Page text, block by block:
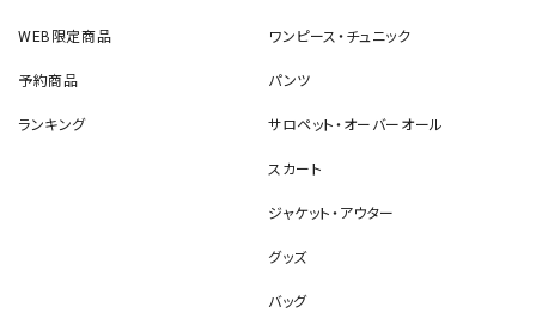
WEB限定商品
予約商品
ランキング
ワンピース・チュニック
パンツ
サロペット・オーバーオール
スカート
ジャケット・アウター
グッズ
バッグ